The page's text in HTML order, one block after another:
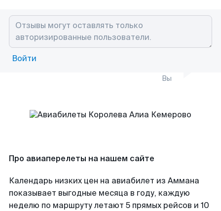
Войти
Вы
Про авиаперелеты на нашем сайте
Календарь низких цен на авиабилет из Аммана
показывает выгодные месяца в году, каждую
неделю по маршруту летают 5 прямых рейсов и 10